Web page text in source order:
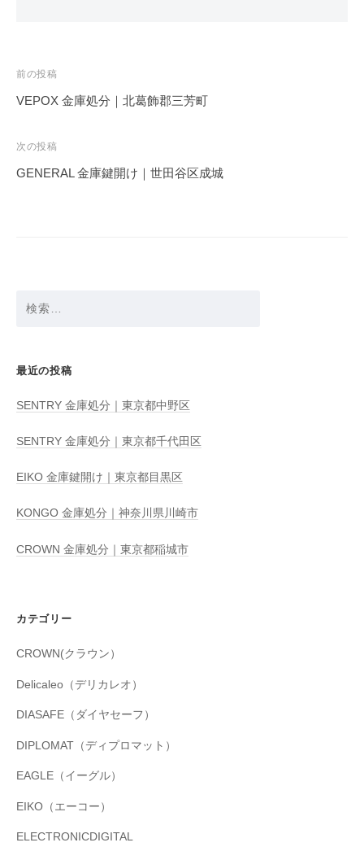
投
稿
ビ
ゲ
前の投稿
VEPOX 金庫処分｜北葛飾郡三芳町
次の投稿
GENERAL 金庫鍵開け｜世田谷区成城
最近の投稿
SENTRY 金庫処分｜東京都中野区
SENTRY 金庫処分｜東京都千代田区
EIKO 金庫鍵開け｜東京都目黒区
KONGO 金庫処分｜神奈川県川崎市
CROWN 金庫処分｜東京都稲城市
カテゴリー
CROWN(クラウン）
Delicaleo（デリカレオ）
DIASAFE（ダイヤセーフ）
DIPLOMAT（ディプロマット）
EAGLE（イーグル）
EIKO（エーコー）
ELECTRONICDIGITAL